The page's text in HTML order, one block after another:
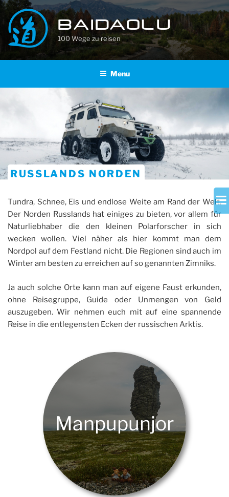
Skip
content
BAIDAOLU
100 Wege zu reisen
Menu
RUSSLANDS NORDEN
Tundra, Schnee, Eis und endlose Weite am Rand der Welt.
Der Norden Russlands hat einiges zu bieten, vor allem für
Naturliebhaber die den kleinen Polarforscher in sich
wecken wollen. Viel näher als hier kommt man dem
Nordpol auf dem Festland nicht. Die Regionen sind auch im
Winter am besten zu erreichen auf so genannten Zimniks.
Ja auch solche Orte kann man auf eigene Faust erkunden,
ohne Reisegruppe, Guide oder Unmengen von Geld
auszugeben. Wir nehmen euch mit auf eine spannende
Reise in die entlegensten Ecken der russischen Arktis.
Manpupunjor